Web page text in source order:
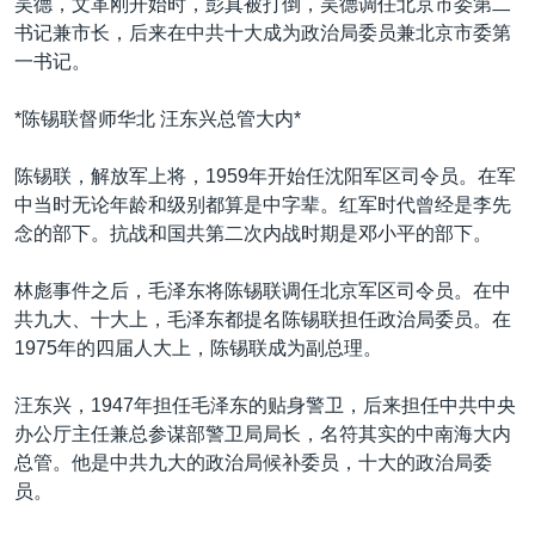
书记兼市长，后来在中共十大成为政治局委员兼北京市委第
一书记。
*陈锡联督师华北 汪东兴总管大内*
陈锡联，解放军上将，1959年开始任沈阳军区司令员。在军
中当时无论年龄和级别都算是中字辈。红军时代曾经是李先
念的部下。抗战和国共第二次内战时期是邓小平的部下。
林彪事件之后，毛泽东将陈锡联调任北京军区司令员。在中
共九大、十大上，毛泽东都提名陈锡联担任政治局委员。在
1975年的四届人大上，陈锡联成为副总理。
汪东兴，1947年担任毛泽东的贴身警卫，后来担任中共中央
办公厅主任兼总参谋部警卫局局长，名符其实的中南海大内
总管。他是中共九大的政治局候补委员，十大的政治局委
员。